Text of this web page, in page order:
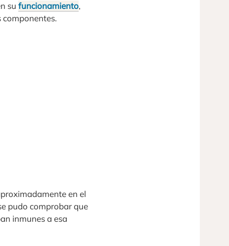
su funcionamiento,
componentes.
en el
pudo comprobar que
inmunes a esa